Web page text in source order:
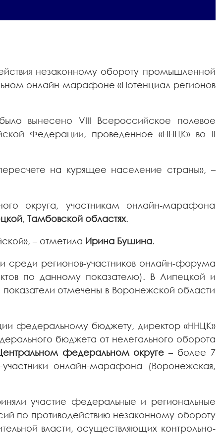
незаконному обороту промышленной
онлайн-марафоне «Потенциал регионов
вынесено VIII Всероссийское полевое
Федерации, проведенное «ННЦК» во II
на курящее население страны», –
округа, участникам онлайн-марафона
, Тамбовской областях.
– отметила Ирина Бушина.
среди регионов-участников онлайн-форума
по данному показателю). В Липецкой и
отмечены в Воронежской области
федеральному бюджету, директор «ННЦК»
бюджета от нелегального оборота
федеральном округе – более 7
онлайн-марафона (Воронежская,
участие федеральные и региональные
по противодействию незаконному обороту
власти, осуществляющих контрольно-